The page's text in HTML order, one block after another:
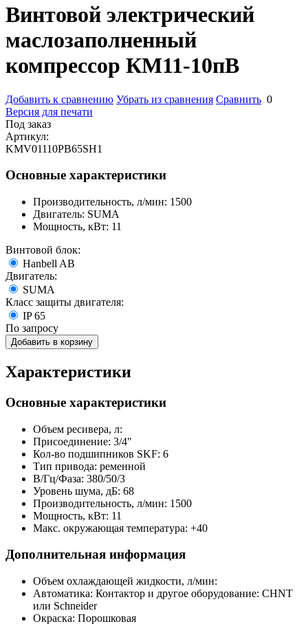
Винтовой электрический
маслозаполненный
компрессор КМ11-10пВ
Добавить к сравнению Убрать из сравнения Сравнить 0
Версия для печати
Под заказ
Артикул:
KMV01110PB65SH1
Основные характеристики
Производительность, л/мин: 1500
Двигатель: SUMA
Мощность, кВт: 11
Винтовой блок:
Hanbell AB
Двигатель:
SUMA
Класс защиты двигателя:
IP 65
По запросу
Добавить в корзину
Характеристики
Основные характеристики
Объем ресивера, л:
Присоединение: 3/4"
Кол-во подшипников SKF: 6
Тип привода: ременной
В/Гц/Фаза: 380/50/3
Уровень шума, дБ: 68
Производительность, л/мин: 1500
Мощность, кВт: 11
Макс. окружающая температура: +40
Дополнительная информация
Объем охлаждающей жидкости, л/мин:
Автоматика: Контактор и другое оборудование: CHNT
или Schneider
Окраска: Порошковая